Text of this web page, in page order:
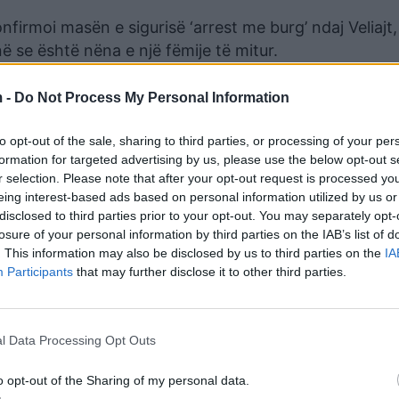
- Do Not Process My Personal Information
opt-out of the sale, sharing to third parties, or processing of your
for targeted advertising by us, please use the below opt-out
selection. Please note that after your opt-out request is processed
interest-based ads based on personal information utilized by us
to third parties prior to your opt-out. You may separately
of your personal information by third parties on the IAB’s list of
This information may also be disclosed by us to third parties on the
Participants that may further disclose it to other third parties.
Data Processing Opt Outs
opt-out of the Sharing of my personal data.
masën e sigurisë ‘arrest me burg’ ndaj
se është nëna e një fëmije të mitur.
Erion Veliaj, deklaroi se blerjet online të
një shumë disa herë më të vogël, janë bërë për
shoqeje”, tha Veliaj.
lumë parash i derdhur për luks, është një
së Tiranës dhe një prej figurave kryesore
madhe në vend, Veliaj ka shërbyer si ministër i
Përpara ardhjes në pushtet të Partisë Socialiste,
“Mjaft!”.